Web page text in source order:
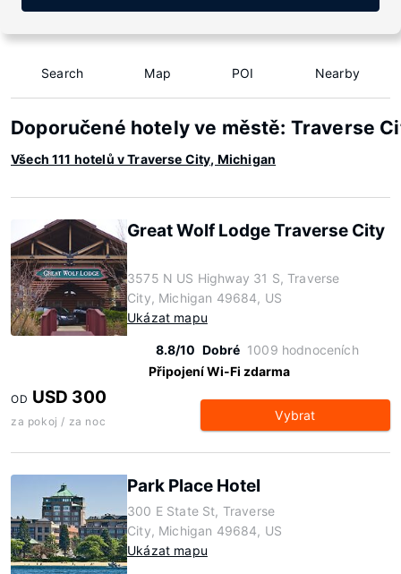
Search Map POI Nearby
Doporučené hotely ve městě: Traverse
Všech 111 hotelů v Traverse City, Michigan
Great Wolf Lodge Traverse City
3575 N US Highway 31 S, Traverse
City, Michigan 49684, US
Ukázat mapu
8.8/10 Dobré 1009 hodnoceních
Připojení Wi-Fi zdarma
OD USD 300
za pokoj / za noc Vybrat
Park Place Hotel
300 E State St, Traverse
City, Michigan 49684, US
Ukázat mapu